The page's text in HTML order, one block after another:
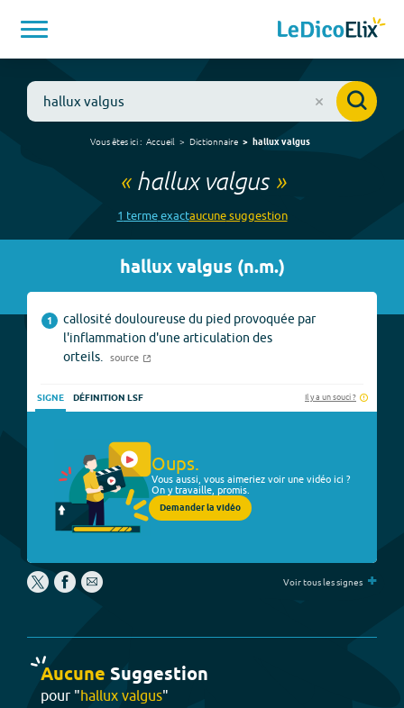
Vous êtes ici : Accueil Dictionnaire hallux valgus
« hallux valgus»
1 termeexactaucunesuggestion
hallux valgus (n.m.)
1
callosité douloureuse du pied provoquée par
l'inflammation d'une articulation des
orteils.
source
SIGNE DÉFINITION LSF Il y a un souci ?
Oups.
Vous aussi, vous aimeriez voir une vidéo ici ?
On y travaille, promis.
Demander la vidéo
Voir tous les signes +
Aucune Suggestion
pour "hallux valgus"